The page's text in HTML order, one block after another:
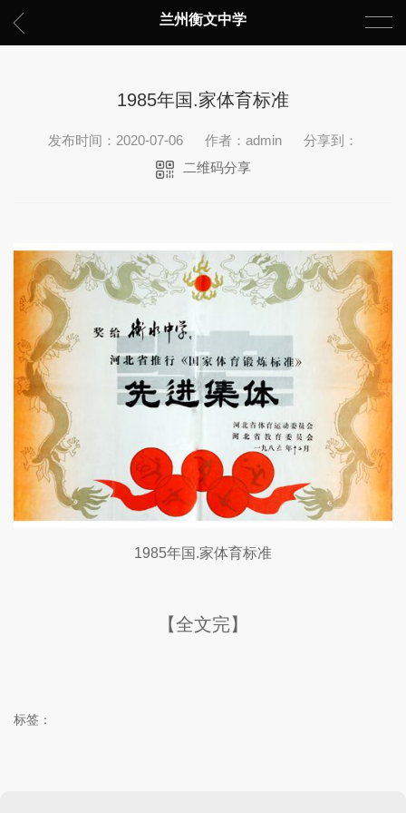
兰州衡文中学
1985年国.家体育标准
发布时间：2020-07-06 作者：admin
分享到：
二维码分享
1985年国.家体育标准
【全文完】
标签：